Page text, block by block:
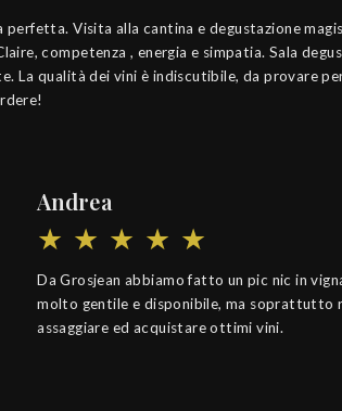
perfetta. Visita alla cantina e degustazione
competenza , energia e simpatia. Sala
La qualità dei vini è indiscutibile, da provare
Andrea
Da Grosjean abbiamo fatto un pic nic in
molto gentile e disponibile, ma soprattutto
assaggiare ed acquistare ottimi vini.